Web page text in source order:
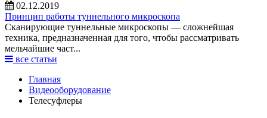
02.12.2019
Принцип работы туннельного микроскопа
Сканирующие туннельные микроскопы — сложнейшая
техника, предназначенная для того, чтобы рассматривать
мельчайшие част...
все статьи
Главная
Видеооборудование
Телесуфлеры